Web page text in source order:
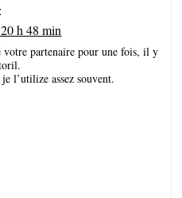
h 48 min
votre partenaire pour une fois, il y
l’utilize assez souvent.